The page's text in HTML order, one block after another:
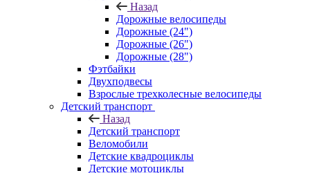
Назад
Дорожные велосипеды
Дорожные (24")
Дорожные (26")
Дорожные (28")
Фэтбайки
Двухподвесы
Взрослые трехколесные велосипеды
Детский транспорт
Назад
Детский транспорт
Веломобили
Детские квадроциклы
Детские мотоциклы